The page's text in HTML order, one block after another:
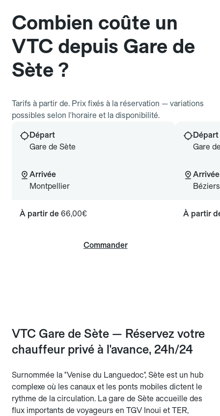
Combien coûte un
VTC depuis Gare de
Sète ?
Tarifs à partir de. Prix fixés à la réservation — variations
possibles selon l'horaire et la disponibilité.
Départ
Gare de Sète
Arrivée
Montpellier
À partir de 66,00€
Commander
Départ
Gare
Arrivée
Béziers
À partir
VTC Gare de Sète — Réservez votre
chauffeur privé à l'avance, 24h/24
Surnommée la "Venise du Languedoc", Sète est un hub
complexe où les canaux et les ponts mobiles dictent le
rythme de la circulation. La gare de Sète accueille des
flux importants de voyageurs en TGV Inoui et TER,